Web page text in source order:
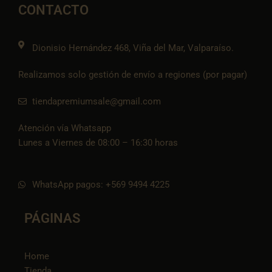
o
k
r
a
p
e
CONTACTO
Dionisio Hernández 468, Viña del Mar, Valparaíso.
Realizamos solo gestión de envío a regiones (por pagar)
tiendapremiumsale@gmail.com
Atención vía Whatsapp
Lunes a Viernes de 08:00 – 16:30 horas
WhatsApp pagos: +569 9494 4225
PÁGINAS
Home